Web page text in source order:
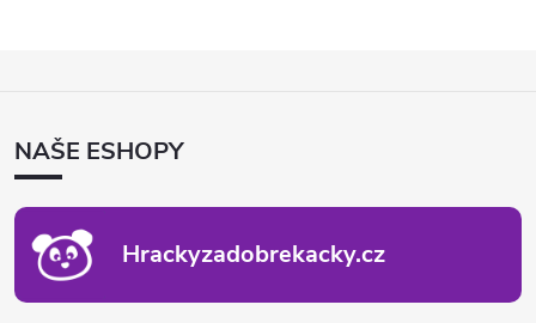
ANAŠE ESHOPY
Hrackyzadobrekacky.cz